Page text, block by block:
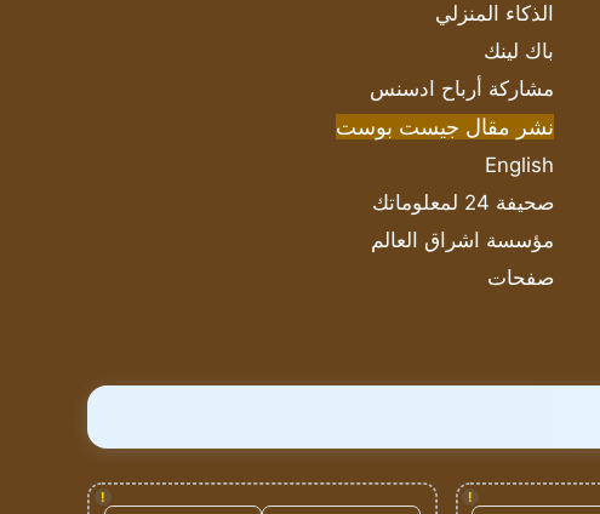
الذكاء المنزلي
باك لينك
مشاركة أرباح ادسنس
نشر مقال جيست بوست
English
صحيفة 24 لمعلوماتك
مؤسسة اشراق العالم
صفحات
!
!